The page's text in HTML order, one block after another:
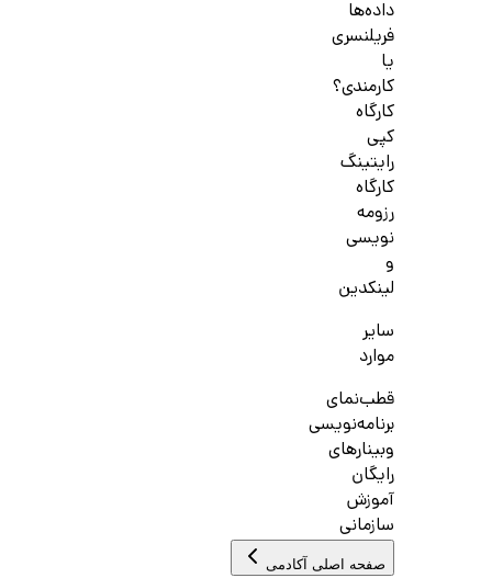
داده‌ها
فریلنسری
یا
کارمندی؟
کارگاه
کپی
رایتینگ
کارگاه
رزومه
نویسی
و
لینکدین
سایر
موارد
قطب‌نمای
برنامه‌نویسی
وبینارهای
رایگان
آموزش
سازمانی
صفحه اصلی آکادمی